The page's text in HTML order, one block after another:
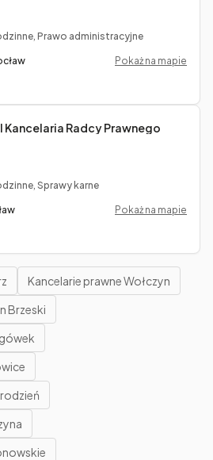
Prawo administracyjne
Pokaż na mapie
Kancelaria Radcy Prawnego
Sprawy karne
Pokaż na mapie
Kancelarie prawne Wołczyn
Brzeski